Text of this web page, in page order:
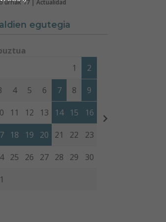
urriak 17 | Actualidad
egutegia
Miércoles Jueves
1 2
4 5 6 7 8 9
11 12 13 14 15 16
18 19 20 21 22 23
25 26 27 28 29 30